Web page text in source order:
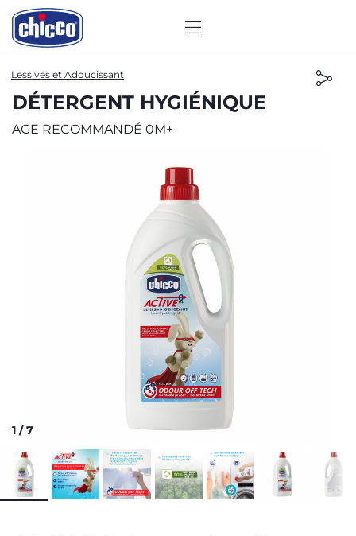
Lessives et Adoucissant
DÉTERGENT HYGIÉNIQUE
AGE RECOMMANDÉ 0M+
1 /7